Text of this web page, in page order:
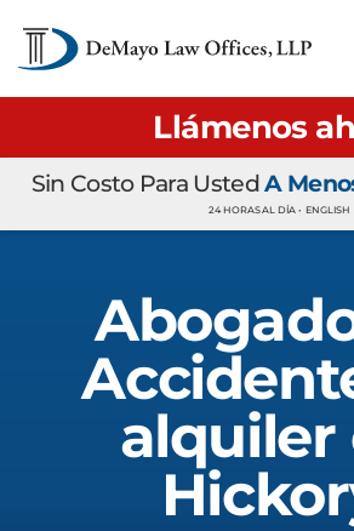
Llámenos
Sin Costo Para UstedA
24 HORAS AL DÍA • ENGLISH
alquiler